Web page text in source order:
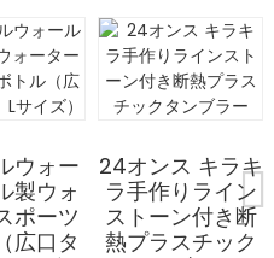
ウォー
製ウォ
ポーツ
広口タ
24オンス キラキ
ラ手作りライン
ストーン付き断
熱プラスチック